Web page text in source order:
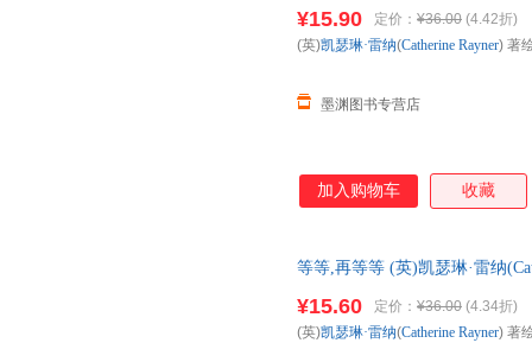
¥15.90 定价： ¥36.00 (4.42折)
墨渊图书专营店
(英)凯瑟琳·雷纳(Catherine Rayner) 著
加入购物车 收藏
等等,再等等 (英)凯瑟琳·雷纳
服！
¥15.60 定价： ¥36.00 (4.34折)
(英)凯瑟琳·雷纳(Catherine Rayner) 著